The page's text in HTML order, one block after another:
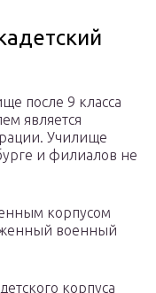
после 9 класса
является
Училище
и филиалов не
корпусом
военный
корпуса